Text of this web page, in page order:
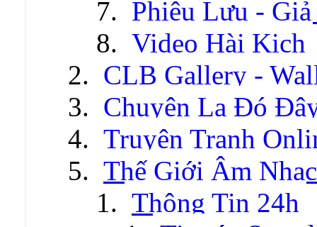
Phiêu Lưu -
Video Hài Kịch
CLB Gallery -
Chuyện Lạ Đó
Truyện Tranh
Thế Giới Âm Nhạc
Thông Tin 24h